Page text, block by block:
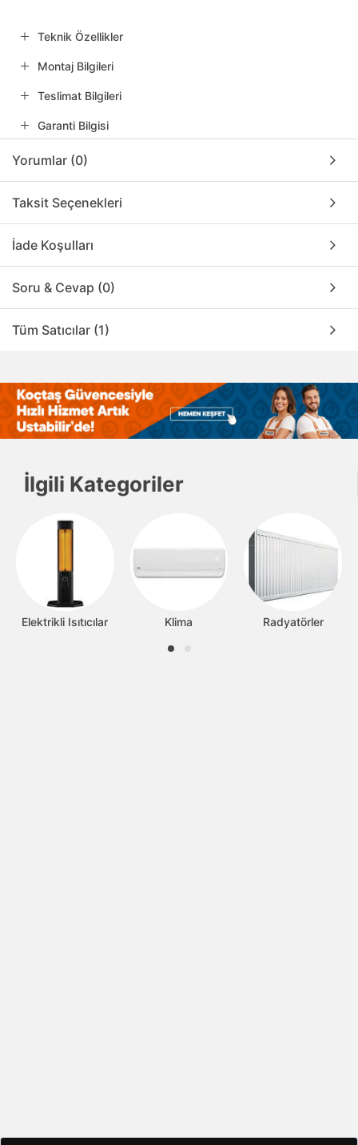
Teknik Özellikler
Montaj Bilgileri
Teslimat Bilgileri
Garanti Bilgisi
Yorumlar (0)
Taksit Seçenekleri
İade Koşulları
Soru & Cevap (0)
Tüm Satıcılar (1)
İlgili Kategoriler
Elektrikli Isıtıcılar Klima Radyatörler